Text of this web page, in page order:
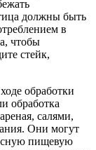
должны быть
в
чтобы
стейк,
обработки
обработка
салями,
Они могут
пищевую